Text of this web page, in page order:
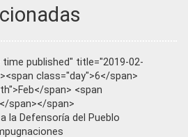
published" title="2019-02-
class="day">6</span>
span> <span
span></span>
la Defensoría del Pueblo